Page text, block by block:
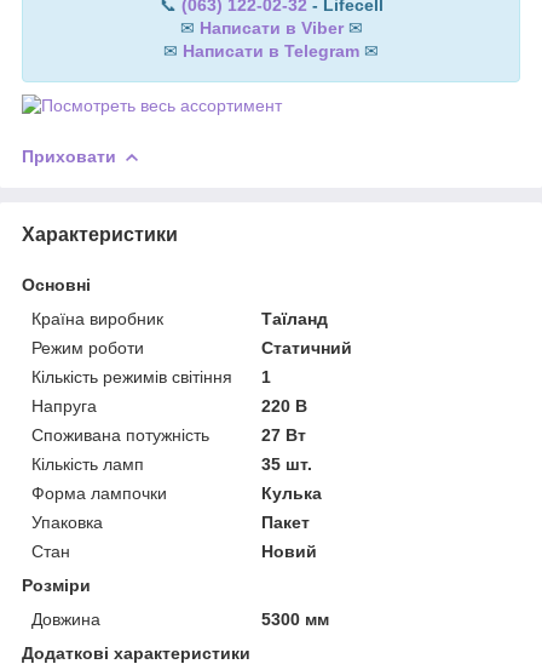
📞 (063) 122-02-32 - Lifecell
✉ Написати в Viber ✉
✉ Написати в Telegram ✉
Приховати
Характеристики
Основні
Країна виробник
Таїланд
Режим роботи
Статичний
Кількість режимів світіння
1
Напруга
220 В
Споживана потужність
27 Вт
Кількість ламп
35 шт.
Форма лампочки
Кулька
Упаковка
Пакет
Стан
Новий
Розміри
Довжина
5300 мм
Додаткові характеристики